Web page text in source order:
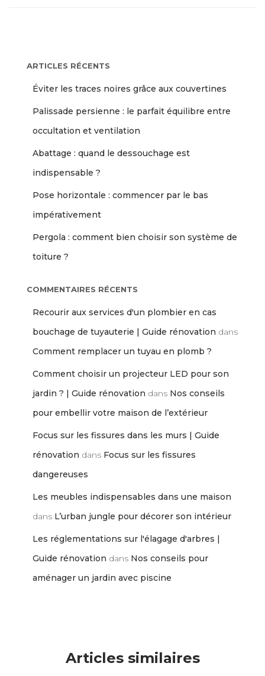
ARTICLES RÉCENTS
Éviter les traces noires grâce aux couvertines
Palissade persienne : le parfait équilibre entre
occultation et ventilation
Abattage : quand le dessouchage est
indispensable ?
Pose horizontale : commencer par le bas
impérativement
Pergola : comment bien choisir son système de
toiture ?
COMMENTAIRES RÉCENTS
Recourir aux services d'un plombier en cas
bouchage de tuyauterie | Guide rénovation dans
Comment remplacer un tuyau en plomb ?
Comment choisir un projecteur LED pour son
jardin ? | Guide rénovation dans Nos conseils
pour embellir votre maison de l’extérieur
Focus sur les fissures dans les murs | Guide
rénovation dans Focus sur les fissures
dangereuses
Les meubles indispensables dans une maison
dans L’urban jungle pour décorer son intérieur
Les réglementations sur l'élagage d'arbres |
Guide rénovation dans Nos conseils pour
aménager un jardin avec piscine
Articles similaires